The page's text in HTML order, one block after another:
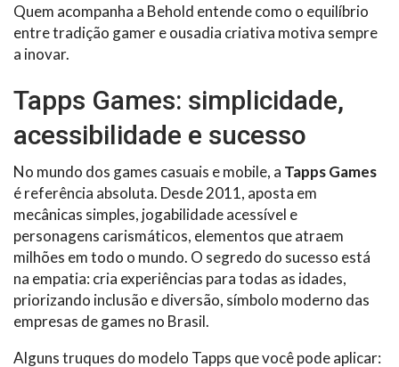
Quem acompanha a Behold entende como o equilíbrio
entre tradição gamer e ousadia criativa motiva sempre
a inovar.
Tapps Games: simplicidade,
acessibilidade e sucesso
No mundo dos games casuais e mobile, a Tapps Games
é referência absoluta. Desde 2011, aposta em
mecânicas simples, jogabilidade acessível e
personagens carismáticos, elementos que atraem
milhões em todo o mundo. O segredo do sucesso está
na empatia: cria experiências para todas as idades,
priorizando inclusão e diversão, símbolo moderno das
empresas de games no Brasil.
Alguns truques do modelo Tapps que você pode aplicar: